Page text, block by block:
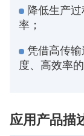
降低生产
率；
凭借高传
度、高效率
应用产品描